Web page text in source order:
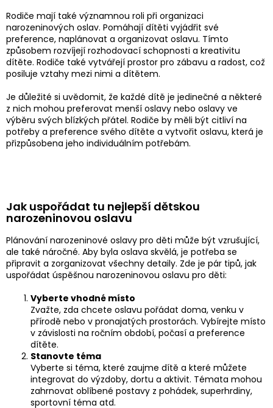
Rodiče mají také významnou roli při organizaci
narozeninových oslav. Pomáhají dítěti vyjádřit své
preference, naplánovat a organizovat oslavu. Tímto
způsobem rozvíjejí rozhodovací schopnosti a kreativitu
dítěte. Rodiče také vytvářejí prostor pro zábavu a radost, což
posiluje vztahy mezi nimi a dítětem.
Je důležité si uvědomit, že každé dítě je jedinečné a některé
z nich mohou preferovat menší oslavy nebo oslavy ve
výběru svých blízkých přátel. Rodiče by měli být citliví na
potřeby a preference svého dítěte a vytvořit oslavu, která je
přizpůsobena jeho individuálním potřebám.
Jak uspořádat tu nejlepší dětskou
narozeninovou oslavu
Plánování narozeninové oslavy pro děti může být vzrušující,
ale také náročné. Aby byla oslava skvělá, je potřeba se
připravit a zorganizovat všechny detaily. Zde je pár tipů, jak
uspořádat úspěšnou narozeninovou oslavu pro děti:
Vyberte vhodné místo
Zvažte, zda chcete oslavu pořádat doma, venku v
přírodě nebo v pronajatých prostorách. Vybírejte místo
v závislosti na ročním období, počasí a preference
dítěte.
Stanovte téma
Vyberte si téma, které zaujme dítě a které můžete
integrovat do výzdoby, dortu a aktivit. Témata mohou
zahrnovat oblíbené postavy z pohádek, superhrdiny,
sportovní téma atd.